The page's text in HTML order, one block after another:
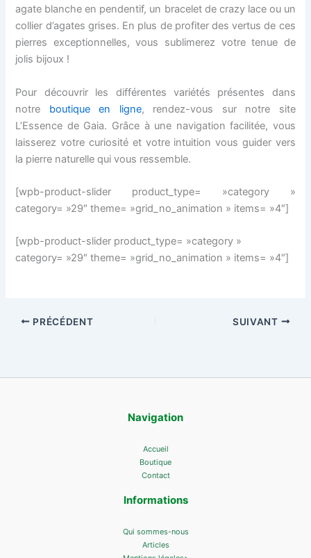
agate blanche en pendentif, un bracelet de crazy lace ou un
collier d’agates grises. En plus de profiter des vertus de ces
pierres exceptionnelles, vous sublimerez votre tenue de
jolis bijoux !
Pour découvrir les différentes variétés présentes dans
notre boutique en ligne, rendez-vous sur notre site
L’Essence de Gaia. Grâce à une navigation facilitée, vous
laisserez votre curiosité et votre intuition vous guider vers
la pierre naturelle qui vous ressemble.
[wpb-product-slider product_type= »category »
category= »29″ theme= »grid_no_animation » items= »4″]
[wpb-product-slider product_type= »category »
category= »29″ theme= »grid_no_animation » items= »4″]
PRÉCÉDENT SUIVANT
Navigation
Accueil
Boutique
Contact
Informations
Qui sommes-nous
Articles